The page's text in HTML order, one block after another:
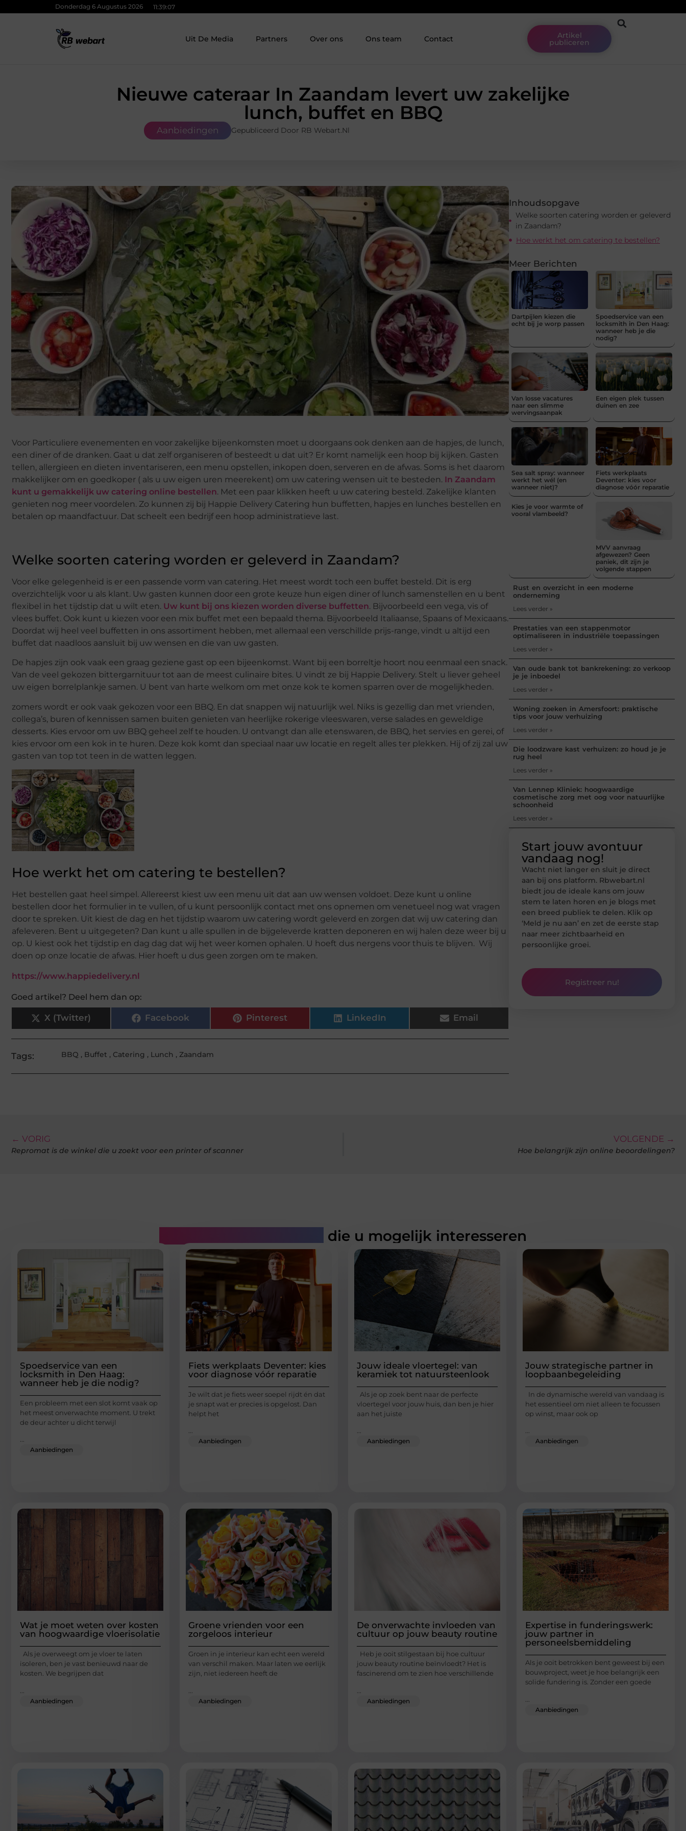
Donderdag 6 Augustus 2026 11:39:09
Uit De Media Partners Over ons Ons team Contact Artikel
publiceren
Nieuwe cateraar In Zaandam levert uw zakelijke
lunch, buffet en BBQ
Aanbiedingen Gepubliceerd Door RB Webart.nl
Voor Particuliere evenementen en voor zakelijke bijeenkomsten moet u doorgaans ook denken aan de hapjes, de lunch,
een diner of de dranken. Gaat u dat zelf organiseren of besteedt u dat uit? Er komt namelijk een hoop bij kijken. Gasten
tellen, allergieen en dieten inventariseren, een menu opstellen, inkopen doen, serveren en de afwas. Soms is het daarom
makkelijker om en goedkoper ( als u uw eigen uren meerekent) om uw catering wensen uit te besteden. In Zaandam
kunt u gemakkelijk uw catering online bestellen. Met een paar klikken heeft u uw catering besteld. Zakelijke klanten
genieten nog meer voordelen. Zo kunnen zij bij Happie Delivery Catering hun buffetten, hapjes en lunches bestellen en
betalen op maandfactuur. Dat scheelt een bedrijf een hoop administratieve last.
Welke soorten catering worden er geleverd in Zaandam?
Voor elke gelegenheid is er een passende vorm van catering. Het meest wordt toch een buffet besteld. Dit is erg
overzichtelijk voor u als klant. Uw gasten kunnen door een grote keuze hun eigen diner of lunch samenstellen en u bent
flexibel in het tijdstip dat u wilt eten. Uw kunt bij ons kiezen worden diverse buffetten. Bijvoorbeeld een vega, vis of
vlees buffet. Ook kunt u kiezen voor een mix buffet met een bepaald thema. Bijvoorbeeld Italiaanse, Spaans of Mexicaans.
Doordat wij heel veel buffetten in ons assortiment hebben, met allemaal een verschillde prijs-range, vindt u altijd een
buffet dat naadloos aansluit bij uw wensen en die van uw gasten.
De hapjes zijn ook vaak een graag geziene gast op een bijeenkomst. Want bij een borreltje hoort nou eenmaal een snack.
Van de veel gekozen bittergarnituur tot aan de meest culinaire bites. U vindt ze bij Happie Delivery. Stelt u liever geheel
uw eigen borrelplankje samen. U bent van harte welkom om met onze kok te komen sparren over de mogelijkheden.
zomers wordt er ook vaak gekozen voor een BBQ. En dat snappen wij natuurlijk wel. Niks is gezellig dan met vrienden,
collega’s, buren of kennissen samen buiten genieten van heerlijke rokerige vleeswaren, verse salades en geweldige
desserts. Kies ervoor om uw BBQ geheel zelf te houden. U ontvangt dan alle etenswaren, de BBQ, het servies en gerei, of
kies ervoor om een kok in te huren. Deze kok komt dan speciaal naar uw locatie en regelt alles ter plekken. Hij of zij zal uw
gasten van top tot teen in de watten leggen.
Hoe werkt het om catering te bestellen?
Het bestellen gaat heel simpel. Allereerst kiest uw een menu uit dat aan uw wensen voldoet. Deze kunt u online
bestellen door het formulier in te vullen, of u kunt persoonlijk contact met ons opnemen om venetueel nog wat vragen
door te spreken. Uit kiest de dag en het tijdstip waarom uw catering wordt geleverd en zorgen dat wij uw catering dan
afeleveren. Bent u uitgegeten? Dan kunt u alle spullen in de bijgeleverde kratten deponeren en wij halen deze weer bij u
op. U kiest ook het tijdstip en dag dag dat wij het weer komen ophalen. U hoeft dus nergens voor thuis te blijven. Wij
doen op onze locatie de afwas. Hier hoeft u dus geen zorgen om te maken.
https://www.happiedelivery.nl
Goed artikel? Deel hem dan op:
X (Twitter) Facebook Pinterest LinkedIn Email
Tags: BBQ , Buffet , Catering , Lunch , Zaandam
Inhoudsopgave
Welke soorten catering worden er geleverd
in Zaandam?
Hoe werkt het om catering te bestellen?
Meer Berichten
Dartpijlen kiezen die
echt bij je worp passen
Spoedservice van een
locksmith in Den Haag:
wanneer heb je die
nodig?
Van losse vacatures
naar een slimme
wervingsaanpak
Een eigen plek tussen
duinen en zee
Sea salt spray: wanneer
werkt het wél (en
wanneer niet)?
Fiets werkplaats
Deventer: kies voor
diagnose vóór reparatie
Kies je voor warmte of
vooral vlambeeld?
MVV aanvraag
afgewezen? Geen
paniek, dit zijn je
volgende stappen
Rust en overzicht in een moderne
onderneming
Lees verder »
Prestaties van een stappenmotor
optimaliseren in industriële toepassingen
Lees verder »
Van oude bank tot bankrekening: zo verkoop
je je inboedel
Lees verder »
Woning zoeken in Amersfoort: praktische
tips voor jouw verhuizing
Lees verder »
Die loodzware kast verhuizen: zo houd je je
rug heel
Lees verder »
Van Lennep Kliniek: hoogwaardige
cosmetische zorg met oog voor natuurlijke
schoonheid
Lees verder »
Start jouw avontuur
vandaag nog!
Wacht niet langer en sluit je direct
aan bij ons platform. Rbwebart.nl
biedt jou de ideale kans om jouw
stem te laten horen en je blogs met
een breed publiek te delen. Klik op
‘Meld je nu aan’ en zet de eerste stap
naar meer zichtbaarheid en
persoonlijke groei.
Registreer nu!
← VORIG
Repromat is de winkel die u zoekt voor een printer of scanner
VOLGENDE →
Hoe belangrijk zijn online beoordelingen?
die u mogelijk interesseren
Spoedservice van een
locksmith in Den Haag:
wanneer heb je die nodig?
Een probleem met een slot komt vaak op
het meest onverwachte moment. U trekt
de deur achter u dicht terwijl
...
Aanbiedingen
Fiets werkplaats Deventer: kies
voor diagnose vóór reparatie
Je wilt dat je fiets weer soepel rijdt én dat
je snapt wat er precies is opgelost. Dan
helpt het
...
Aanbiedingen
Jouw ideale vloertegel: van
keramiek tot natuursteenlook
Als je op zoek bent naar de perfecte
vloertegel voor jouw huis, dan ben je hier
aan het juiste
...
Aanbiedingen
Jouw strategische partner in
loopbaanbegeleiding
In de dynamische wereld van vandaag is
het essentieel om niet alleen te focussen
op winst, maar ook op
...
Aanbiedingen
Wat je moet weten over kosten
van hoogwaardige vloerisolatie
Als je overweegt om je vloer te laten
isoleren, ben je vast benieuwd naar de
kosten. We begrijpen dat
Aanbiedingen
Groene vrienden voor een
zorgeloos interieur
Groen in je interieur kan echt een wereld
van verschil maken. Maar laten we eerlijk
zijn, niet iedereen heeft de
Aanbiedingen
De onverwachte invloeden van
cultuur op jouw beauty routine
Heb je ooit stilgestaan bij hoe cultuur
jouw beauty routine beïnvloedt? Het is
fascinerend om te zien hoe verschillende
Aanbiedingen
Expertise in funderingswerk:
jouw partner in
personeelsbemiddeling
Als je ooit betrokken bent geweest bij een
bouwproject, weet je hoe belangrijk een
solide fundering is. Zonder een goede
Aanbiedingen